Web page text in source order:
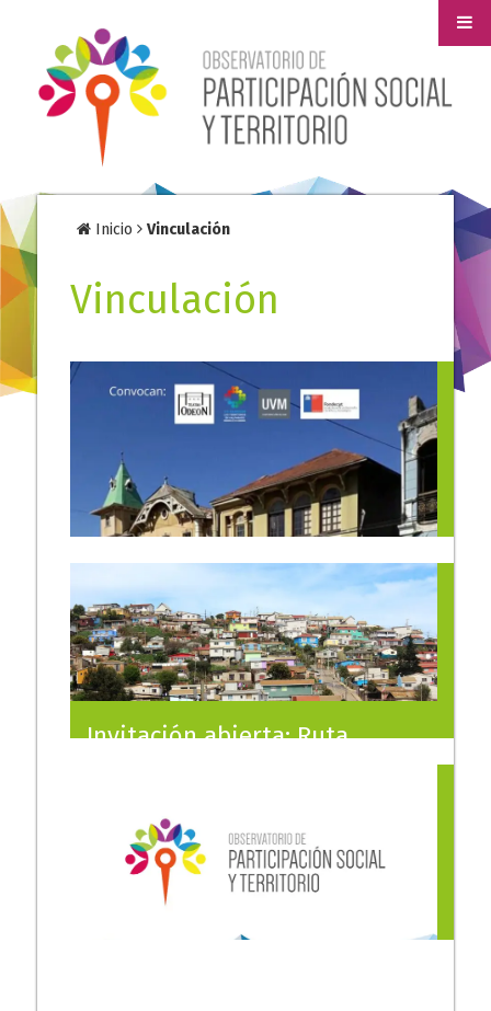
Inicio Vinculación
Vinculación
Conversatorio: Procesos de
turistificación y
Invitación abierta: Ruta